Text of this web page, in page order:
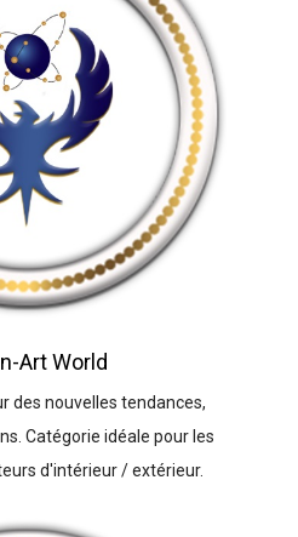
Art World
des nouvelles tendances,
Catégorie idéale pour les
d'intérieur / extérieur.